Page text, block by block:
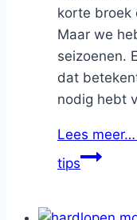
korte broek
Maar we
seizoenen.
dat
nodig hebt
Lees meer…
tips